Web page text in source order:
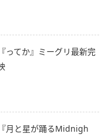
ってか』ミーグリ最新完
月と星が踊るMidnigh